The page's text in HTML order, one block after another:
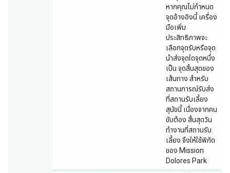
หากคุณไม่กำหนด
จุดอ้างอิงนี้ เครื่อง
มือเพิ่ม
ประสิทธิภาพจะ
เลือกจุดรับหรือจุด
นำส่งจุดใดจุดหนึ่ง
เป็น จุดสิ้นสุดของ
เส้นทาง สำหรับ
สถานการณ์รับส่ง
ที่สถานรับเลี้ยง
สุนัขนี้ เนื่องจากคน
ขับต้อง สิ้นสุดวัน
ทำงานที่สถานรับ
เลี้ยง จึงให้ใช้พิกัด
ของ Mission
Dolores Park